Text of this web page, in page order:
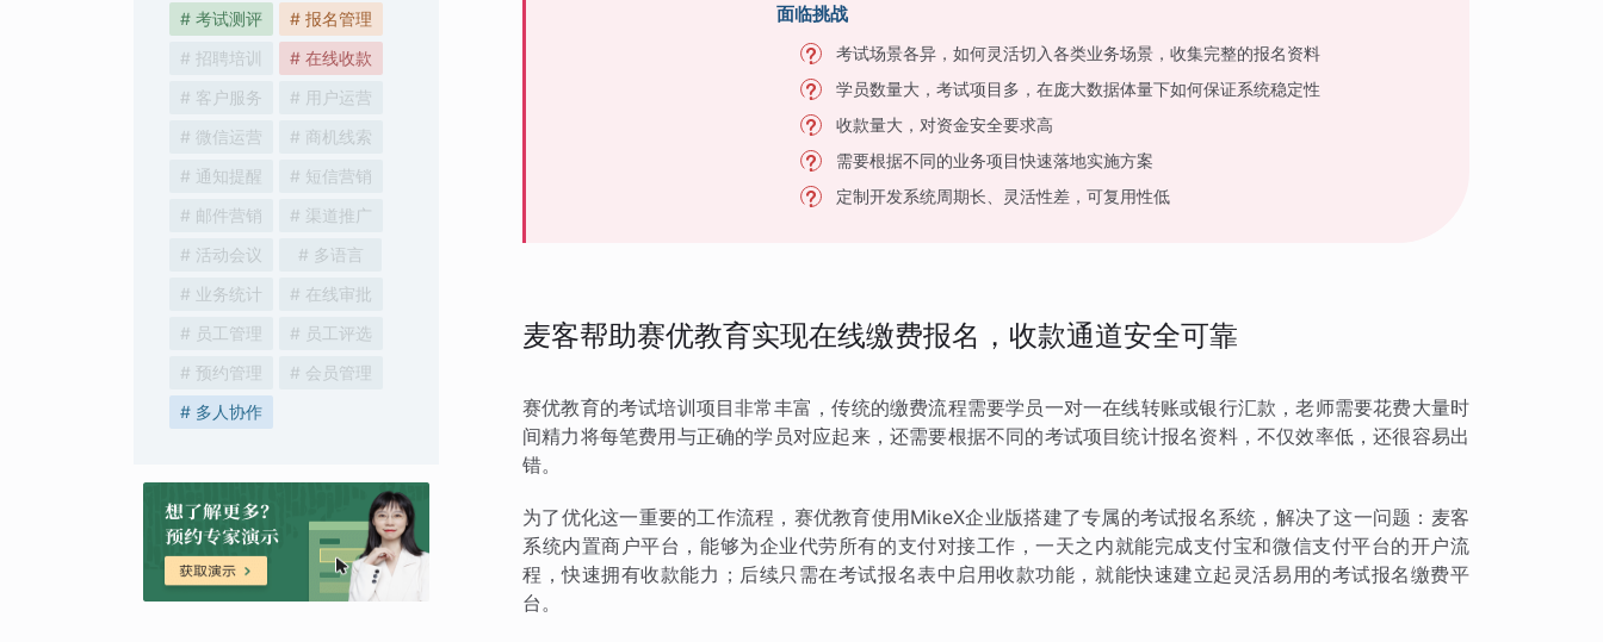
# 考试测评
# 报名管理
# 招聘培训
# 在线收款
# 客户服务
# 用户运营
# 微信运营
# 商机线索
# 通知提醒
# 短信营销
# 邮件营销
# 渠道推广
# 活动会议
# 多语言
# 业务统计
# 在线审批
# 员工管理
# 员工评选
# 预约管理
# 会员管理
# 多人协作
面临挑战
考试场景各异，如何灵活切入各类业务场景，收集完整的报名资料
学员数量大，考试项目多，在庞大数据体量下如何保证系统稳定性
收款量大，对资金安全要求高
需要根据不同的业务项目快速落地实施方案
定制开发系统周期长、灵活性差，可复用性低
麦客帮助赛优教育实现在线缴费报名，收款通道安全可靠
赛优教育的考试培训项目非常丰富，传统的缴费流程需要学员一对一在线转账或银行汇款，老师需要花费大量时
间精力将每笔费用与正确的学员对应起来，还需要根据不同的考试项目统计报名资料，不仅效率低，还很容易出
错。
为了优化这一重要的工作流程，赛优教育使用MikeX企业版搭建了专属的考试报名系统，解决了这一问题：麦客
系统内置商户平台，能够为企业代劳所有的支付对接工作，一天之内就能完成支付宝和微信支付平台的开户流
程，快速拥有收款能力；后续只需在考试报名表中启用收款功能，就能快速建立起灵活易用的考试报名缴费平
台。